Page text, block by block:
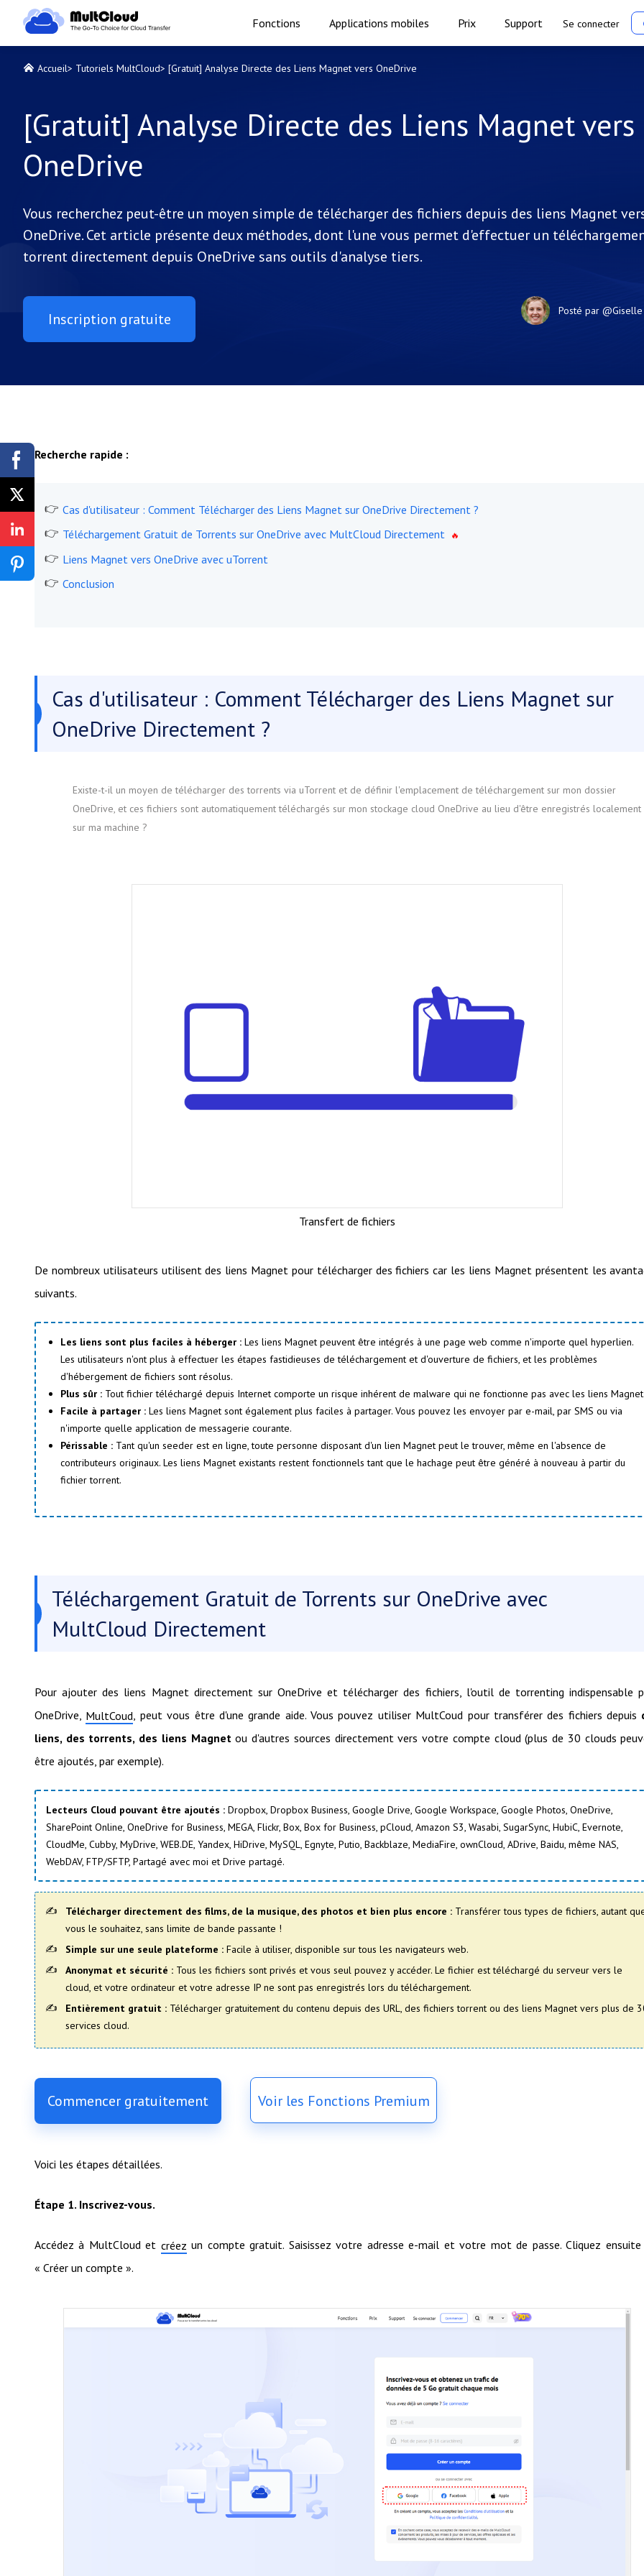
Fonctions Applications mobiles Prix Support Se connecter
Accueil> Tutoriels MultCloud> [Gratuit] Analyse Directe des Liens Magnet vers OneDrive
[Gratuit] Analyse Directe des Liens Magnet vers
OneDrive
Vous recherchez peut-être un moyen simple de télécharger des fichiers depuis des liens Magnet
OneDrive. Cet article présente deux méthodes, dont l'une vous permet d'effectuer un
torrent directement depuis OneDrive sans outils d'analyse tiers.
Inscription gratuite Posté par @Giselle
Recherche rapide :
Cas d'utilisateur : Comment Télécharger des Liens Magnet sur OneDrive Directement ?
Téléchargement Gratuit de Torrents sur OneDrive avec MultCloud Directement
Liens Magnet vers OneDrive avec uTorrent
Conclusion
Cas d'utilisateur : Comment Télécharger des Liens Magnet sur
OneDrive Directement ?
Existe-t-il un moyen de télécharger des torrents via uTorrent et de définir l'emplacement de téléchargement sur mon dossier
OneDrive, et ces fichiers sont automatiquement téléchargés sur mon stockage cloud OneDrive au lieu d'être enregistrés localement
sur ma machine ?
Transfert de fichiers
De nombreux utilisateurs utilisent des liens Magnet pour télécharger des fichiers car les liens Magnet présentent les
suivants.
Les liens sont plus faciles à héberger : Les liens Magnet peuvent être intégrés à une page web comme n'importe quel hyperlien.
Les utilisateurs n'ont plus à effectuer les étapes fastidieuses de téléchargement et d'ouverture de fichiers, et les problèmes
d'hébergement de fichiers sont résolus.
Plus sûr : Tout fichier téléchargé depuis Internet comporte un risque inhérent de malware qui ne fonctionne pas avec les liens
Facile à partager : Les liens Magnet sont également plus faciles à partager. Vous pouvez les envoyer par e-mail, par SMS ou via
n'importe quelle application de messagerie courante.
Périssable : Tant qu'un seeder est en ligne, toute personne disposant d'un lien Magnet peut le trouver, même en l'absence de
contributeurs originaux. Les liens Magnet existants restent fonctionnels tant que le hachage peut être généré à nouveau à partir du
fichier torrent.
Téléchargement Gratuit de Torrents sur OneDrive avec
MultCloud Directement
Pour ajouter des liens Magnet directement sur OneDrive et télécharger des fichiers, l'outil de torrenting indispensable
OneDrive, MultCoud , peut vous être d'une grande aide. Vous pouvez utiliser MultCoud pour transférer des fichiers depuis
liens, des torrents, des liens Magnet ou d'autres sources directement vers votre compte cloud (plus de 30 clouds
être ajoutés, par exemple).
Lecteurs Cloud pouvant être ajoutés : Dropbox, Dropbox Business, Google Drive, Google Workspace, Google Photos, OneDrive,
SharePoint Online, OneDrive for Business, MEGA, Flickr, Box, Box for Business, pCloud, Amazon S3, Wasabi, SugarSync, HubiC, Evernote,
CloudMe, Cubby, MyDrive, WEB.DE, Yandex, HiDrive, MySQL, Egnyte, Putio, Backblaze, MediaFire, ownCloud, ADrive, Baidu, même NAS,
WebDAV, FTP/SFTP, Partagé avec moi et Drive partagé.
Télécharger directement des films, de la musique, des photos et bien plus encore : Transférer tous types de fichiers, autant
vous le souhaitez, sans limite de bande passante !
Simple sur une seule plateforme : Facile à utiliser, disponible sur tous les navigateurs web.
Anonymat et sécurité : Tous les fichiers sont privés et vous seul pouvez y accéder. Le fichier est téléchargé du serveur vers le
cloud, et votre ordinateur et votre adresse IP ne sont pas enregistrés lors du téléchargement.
Entièrement gratuit : Télécharger gratuitement du contenu depuis des URL, des fichiers torrent ou des liens Magnet vers plus de
services cloud.
Commencer gratuitement Voir les Fonctions Premium
Voici les étapes détaillées.
Étape 1. Inscrivez-vous.
Accédez à MultCloud et créez un compte gratuit. Saisissez votre adresse e-mail et votre mot de passe. Cliquez ensuite
« Créer un compte ».